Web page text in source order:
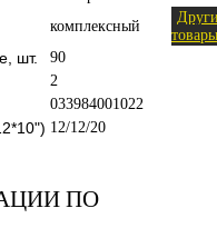
комплексный
товары
шт. 90
2
033984001022
12/12/20
ПО